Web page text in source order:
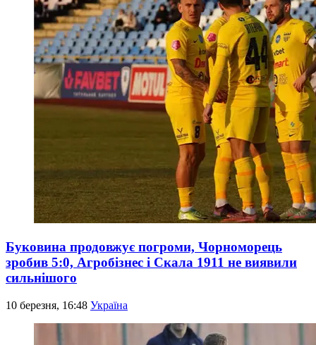
Буковина продовжує погроми, Чорноморець
зробив 5:0, Агробізнес і Скала 1911 не виявили
сильнішого
10 березня, 16:48 Україна